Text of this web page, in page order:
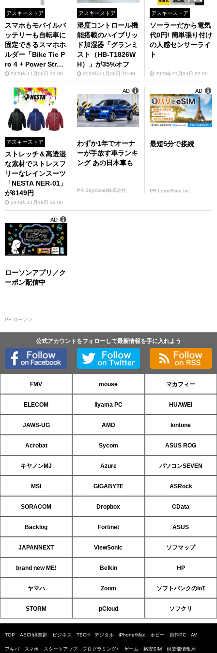
アスキーストア
スマホもモバイルバ
ッテリーも自転車に
固定できるスマホホ
ルダー「Bike Tie P
ro 4 + Power Stra
p」、11月中旬発売
2020年11月06日 12:00
アスキーストア
湿度コントロール機
能搭載のハイブリッ
ド加湿器「グランミ
スト（HB-T1826W
H）」が35%オフ
2020年11月06日 10:00
アスキーストア
ソーラーだから電気
代0円! 簡単張り付け
の人感センサーライ
ト
2020年11月05日 22:00
アスキーストア
ストレッチ＆高透湿
な素材でストレスフ
リーなレインスーツ
「NESTA NER-01」
が6149円
2020年11月18日 12:00
わずか1年でオーナ
ーが手放す車ランキ
ング あの日本車も
PR Skyrocket株式会社
AD
最短5分で接続
PR LotusFlare Inc
AD
ローソンアプリ／ク
ーポン配信中
PR ローソン
AD
公式アカウントをフォローして最新情報を手に入れよう
FMV mouse マカフィー
ELECOM iiyama PC HUAWEI
JAWS-UG AMD kintone
Acrobat Sycom ASUS ROG
キヤノンMJ Azure パソコンSEVEN
MSI GIGABYTE ASRock
SORACOM Dropbox CData
Backlog Fortinet ASUS
JAPANNEXT ViewSonic ソフマップ
brand new ME! Belkin HP
ヤマハ Zoom ソフトバンクのIoT
STORM pCloud ソフクリ
TOP ASCII倶楽部 ビジネス TECH デジタル iPhone/Mac ホビー 自作PC AV
アキバ スマホ スタートアップ プログラミング+ ゲーム 格安SIM 倶楽部情報局